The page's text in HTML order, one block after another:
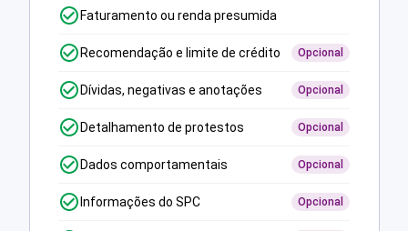
Faturamento ou renda presumida
Recomendação e limite de crédito Opcional
Dívidas, negativas e anotações Opcional
Detalhamento de protestos Opcional
Dados comportamentais Opcional
Informações do SPC Opcional